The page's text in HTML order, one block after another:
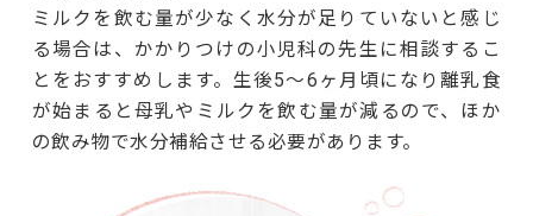
ミルクを飲む量が少なく水分が足りていないと感じ
る場合は、かかりつけの小児科の先生に相談するこ
とをおすすめします。生後5～6ヶ月頃になり離乳食
が始まると母乳やミルクを飲む量が減るので、ほか
の飲み物で水分補給させる必要があります。